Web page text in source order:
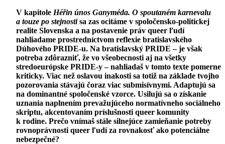
V kapitole Héřin únos Ganyméda. O spoutaném karnevalu
a touze po stejnostisa zas ocitáme v spoločensko-politickej
realite Slovenska a na postavenie práv queer ľudí
nahliadame prostredníctvom reflexie bratislavského
Dúhového PRIDE-u. Na bratislavský PRIDE – je však
potreba zdôrazniť, že vo všeobecnosti aj na všetky
stredoeurópske PRIDE-y – nahliadaš v tomto texte pomerne
kriticky. Viac než oslavou inakosti sa totiž na základe tvojho
pozorovania stávajú čoraz viac submisívnymi. Adaptujú sa
na dominantné spoločenské vzorce. Usilujú sa o získanie
uznania naplnením prevažujúceho normatívneho sociálneho
skriptu, akcentovaním príslušnosti queer komunity
k rodine. Prečo vnímaš stále silnejúce zamieňanie potreby
rovnoprávnosti queer ľudí za rovnakosť ako potenciálne
nebezpečné?